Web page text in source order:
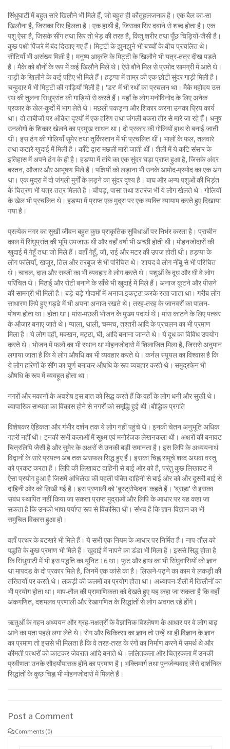
सिंधुघाटी में बहुत सारे खिलौने भी मिले हैं, जो बहुत ही कौतूहलजनक है। एक बैल का-सा
खिलौना है, जिसका सिर हिलता है। एक हाथी है, जिसका सिर दबाने से शब्द होता है। एक
पशु ऐसा है, जिसके सींग तथा सिर तो भेड़ की तरह है, किंतु शरीर तथा पूँछ चिड़ियों-जैसी है।
कुछ पक्षी पिंजरे में बंद दिखाए गए हैं। मिट्टी के झुनझुने भी बच्चों के बीच प्रचलित थे।
सीटियाँ भी असंख्य मिली है। मनुष्य आकृति के मिट्टी के खिलौने भी यत्र-तत्र दीख पड़ते
हैं। मैके को बौनों के रूप में कई खिलौने मिले थे। ऐसे बौने मिल से प्रमोद सामग्री में आते थे।
गाड़ी के खिलौने के कई पहिए भी मिले हैं। हड़प्पा में ताम्र की एक छोटी सुंदर गाड़ी मिली है।
चन्हुदार में भी मिट्टी की गाड़ियाँ मिली है। 'डर' में भी रथों का प्रचलन था। मैके महोदय उस
रथ की तुलना सिंधुप्रांत की गाड़ियों से करते हैं। यहाँ के लोग मनोविनोद के लिए अनेक
प्रकार के खेल-कूदों में भाग लेते थे। मछली पकड़ना और शिकार करना उनका प्रिय कार्य
था। दो ताबीजों पर अंकित दृश्यों में एक हरिण तथा जंगली बकरा तौर से मारे जा रहे हैं। धनुष
उनलोगों के शिकार खेलने का प्रमुख साधन था। दो प्रकार की गोलियों हाथ से बनाई जाती
थी। इस ढंग की गोलियाँ सुमेर तथा तुर्किस्तान में भी प्रचलित थीं। भालों के फल, तलवारे
तथा कटारे खुदाई में मिली है। काँटे द्वारा मछली मारी जाती थीं। शैली में ये कटि संसार के
इतिहास में अपने ढंग के ही है। हड़प्पा में तांबे का एक सुंदर घड़ा प्राप्त हुआ है, जिसके अंदर
बरतन, औजार और आभूषण मिले हैं। पक्षियों को लड़ाना भी उनके आमोद-प्रमोद का एक अंग
था। एक मुद्रा में दो जंगली मुर्गों के लड़ने का सुंदर दृश्य है। बाघ और अन्य पशुओं की भिड़ंत
के चित्रण भी यत्र-तत्र मिलते है। चौपड़, पासा तथा शतरंज भी ये लोग खेलते थे। गोलियों
के खेल भी प्रचलित थे। हड़प्पा में प्राप्त एक मुद्रा पर एक व्यक्ति व्यायाम करते हुए दिखाया
गया है।
प्रत्येक नगर का सुखी जीवन बहुत कुछ प्राकृतिक सुविधाओं पर निर्भर करता है। प्राचीन
काल में सिंधुप्रांत की भूमि उपजाऊ थी और वहाँ वर्षा भी अच्छी होती थी। मोहनजोदारों की
खुदाई में गेहूँ तथा जो मिले हैं। वहाँ गेहूँ, जौ, राई और मटर की उपज होती थी। हड़प्पा के
लोग फलियाँ, खजूर, तिल और तरबूज से भी परिचित थे। शायद वे लोग नींबू से भी परिचित
थे। चावल, दाल और सब्जी का भी व्यवहार वे लोग करते थे। पशुओं के दूध और घी वे लोग
परिचित थे। मिठाई और रोटी बनाने के साँचे भी खुदाई में मिले हैं। अनाज कूटने और पीसने
की सामग्री भी मिली है। बड़े-बड़े गोदामों में अनाज इकट्ठा करके रखा जाता था। गरीब लोग
साधारण लिपे हुए गड्ढे में भी अपना अनाज रखते थे। तरह-तरह के जानवरों का पालन-
पोषण होता था। होता था। मांस-मछली भोजन के मुख्य पदार्थ थे। मांस काटने के लिए पत्थर
के औजार बनाए जाते थे। प्याला, थाली, चम्मच, तश्तरी आदि के प्रचलन का भी प्रमाण
मिला है। ये लोग दही, मक्खन, मट्ठा, घी, आदि बनाना जानते थे। ये दूध का विविध उपयोग
करते थे। भोजन में फलों का भी स्थान था मोहनजोदारो में शिलाजित मिला है, जिससे अनुमान
लगाया जाता है कि ये लोग औषधि का भी व्यवहार करते थे। कर्नल स्यूयल का विश्वास है कि
ये लोग हरिणों के सींग का चूर्ण बनाकर औषधि के रूप व्यवहार करते थे। समुद्रफेन भी
औषधि के रूप में व्यवहूत होता था।
नगरों और मकानों के अवशेष इस बात को सिद्ध करते हैं कि वहाँ के लोग धनी और सुखी थे।
व्यापारिक सभ्यता का विकास होने से नगरों को समृद्धि हुई थी।बौद्धिक प्रगति
विशेषकर ऐहिकता और गंभीर दर्शन तक ये लोग नहीं पहुंचे थे। इनकी चेतन अनुभूति अधिक
गहरी नहीं थी। इनकी सभी कलाओं में सूक्ष्म एवं मनोरंजक लेखनकला थी। अक्षरों की बनावट
चित्रलिपि जैसी है और सुमेर के अक्षरों से उनकी बड़ी समानता है। इस लिपि के अध्ययनार्थ
विद्वानों के सारे प्रयत्न अब तक असफल सिद्ध हुए हैं। इसका चिह्न समूचे शब्द अथवा वस्तु
को प्रकट करता है। लिपि की लिखावट दाहिनी से बाई ओर को है, परंतु कुछ लिखावट में
ऐसा प्रयोग हुआ है जिसमें अभिलेख की पहली पंक्ति दाहिनी से बाई ओर को और दूसरी बाई से
दाहिनी ओर को लिखी गई है। इस प्रणाली को 'बूस्ट्रोफेदन' कहते हैं। 'ब्राह्म' से इसका
संबंध स्थापित नहीं किया जा सकता प्राप्त मुद्राओं और लिपि के आधार पर यह कहा जा
सकता है कि उनको भाषा पर्याप्त रूप से विकसित थी। संभव है कि ज्ञान-विज्ञान का भी
समुचित विकास हुआ हो।
वहाँ पत्थर के बटखरे भी मिले हैं। ये सभी एक नियम के आधार पर निर्मित है। नाप-तौल को
पद्धति के कुछ प्रमाण भी मिले हैं। खुदाई में नापने का डंडा भी मिला है। इससे सिद्ध होता है
कि सिंधुघाटी में भी इस पद्धति का यूनिट 16 था। फुट और हाथ का भी सिंधुवासियों को ज्ञान
था मापदंड के दो प्रकार मिले है, जिनमें एक कांसे का है। लिखने-पढ़ने का काम ये लकड़ी की
तख्तियों पर करते थे। लकड़ी की कलमों का प्रयोग होता था। अध्यापन-शैली में खिलौनों का
भी प्रयोग होता था। माप-तौल की प्रामाणिकता को देखते हुए यह कहा जा सकता है कि वहाँ
अंकगणित, दशमलव प्रणाली और रेखागणित के सिद्धांतों से लोग अवगत रहे होंगे।
ऋतुओं के गहन अध्ययन और ग्रह-नक्षत्रों के वैज्ञानिक विश्लेषण के आधार पर वे लोग बाढ़
आने का पता पहले लगा लेते थे। रोग और चिकित्सा का ज्ञान तो उन्हें था ही विज्ञान के ज्ञान
का प्रमाण तो इससे भी मिलता है कि वे तरह-तरह के रंगों का निर्माण करने में समर्थ थे और
कीमती पत्थरों को काटकर जेवरात आदि बनाते थे। ललितकला और चित्रकला में उनकी
प्रवीणता उनके सौदर्योपासक होने का प्रमाण है। भक्तिमार्ग तथा पुनर्जन्यवाद जैसे दार्शनिक
सिद्धांतों के कुछ चिह्न भी मोहनजोदारों में मिलते हैं।
Post a Comment
Comments (0)